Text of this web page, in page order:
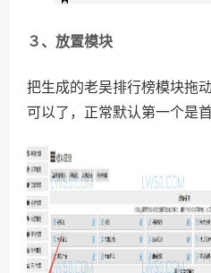
３、放置模块
把生成的老吴排行榜模块拖
可以了，正常默认第一个是